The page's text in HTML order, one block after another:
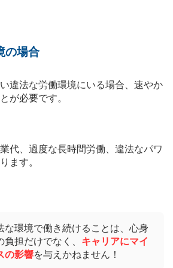
の場合
違法な労働環境にいる場合、速やか
が必要です。
代、過度な長時間労働、違法なパワ
ます。
な環境で働き続けることは、心身
負担だけでなく、 キャリアにマイ
の影響を与えかねません！